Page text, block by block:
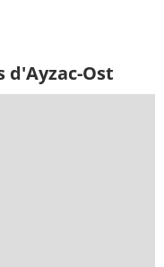
Ost